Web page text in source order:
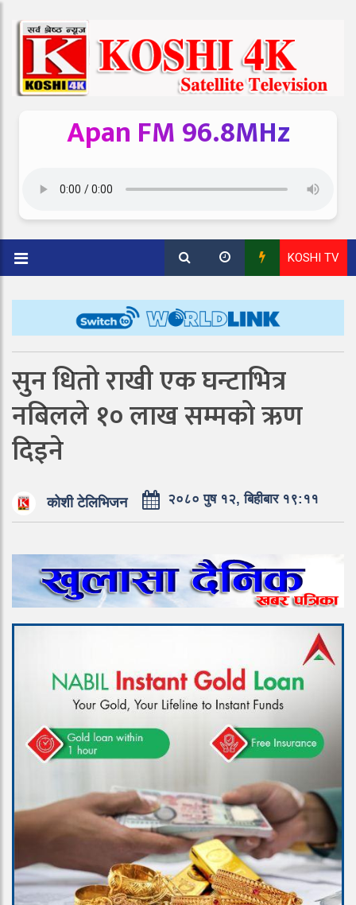
Apan FM 96.8MHz
KOSHI TV
सुन धितो राखी एक घन्टाभित्र
नबिलले १० लाख सम्मको ऋण
दिइने
कोशी टेलिभिजन २०८० पुष १२, बिहीबार १९:११